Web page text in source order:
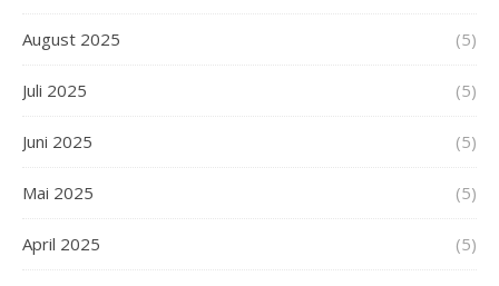
August 2025 (5)
Juli 2025 (5)
Juni 2025 (5)
Mai 2025 (5)
April 2025 (5)